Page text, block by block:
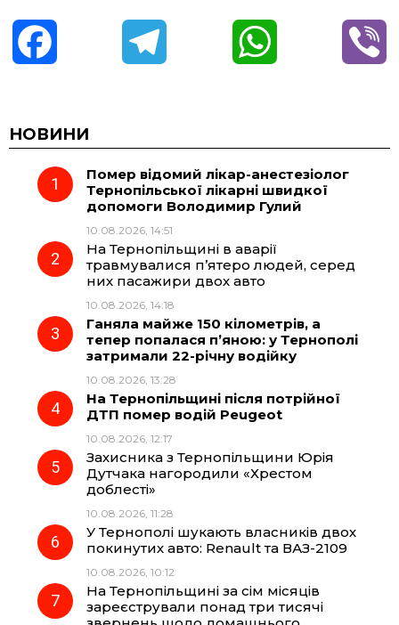
c
e
o
k
e
r
a
m
t
A
p
НОВИНИ
Помер відомий лікар-анестезіолог
Тернопільської лікарні швидкої
допомоги Володимир Гулий
10.08.2026, 14:51
На Тернопільщині в аварії
травмувалися п’ятеро людей, серед
них пасажири двох авто
10.08.2026, 14:18
Ганяла майже 150 кілометрів, а
тепер попалася п’яною: у Тернополі
затримали 22-річну водійку
10.08.2026, 13:28
На Тернопільщині після потрійної
ДТП помер водій Peugeot
10.08.2026, 12:17
Захисника з Тернопільщини Юрія
Дутчака нагородили «Хрестом
доблесті»
10.08.2026, 11:28
У Тернополі шукають власників двох
покинутих авто: Renault та ВАЗ-2109
10.08.2026, 10:12
На Тернопільщині за сім місяців
зареєстрували понад три тисячі